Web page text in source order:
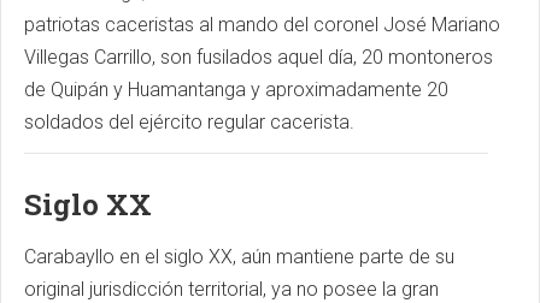
patriotas caceristas al mando del coronel José Mariano
Villegas Carrillo, son fusilados aquel día, 20 montoneros
de Quipán y Huamantanga y aproximadamente 20
soldados del ejército regular cacerista.
Siglo XX
Carabayllo en el siglo XX, aún mantiene parte de su
original jurisdicción territorial, ya no posee la gran